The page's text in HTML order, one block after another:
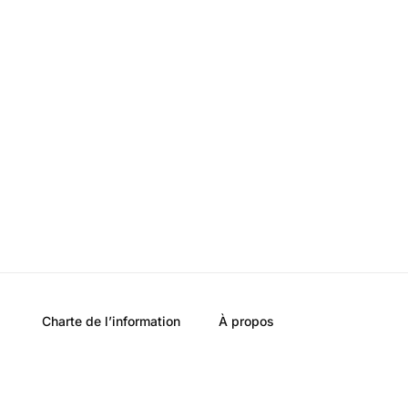
Charte de l’information À propos